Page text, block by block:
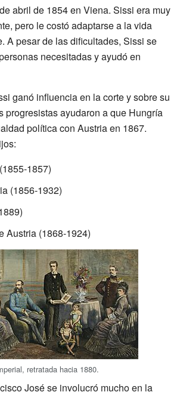
abril de 1854 en Viena. Sissi era muy
pero le costó adaptarse a la vida
A pesar de las dificultades, Sissi se
necesitadas y ayudó en
ganó influencia en la corte y sobre su
progresistas ayudaron a que Hungría
política con Austria en 1867.
1857)
(1856-1932)
Austria (1868-1924)
retratada hacia 1880.
José se involucró mucho en la